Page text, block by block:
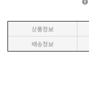
상품정보
배송정보